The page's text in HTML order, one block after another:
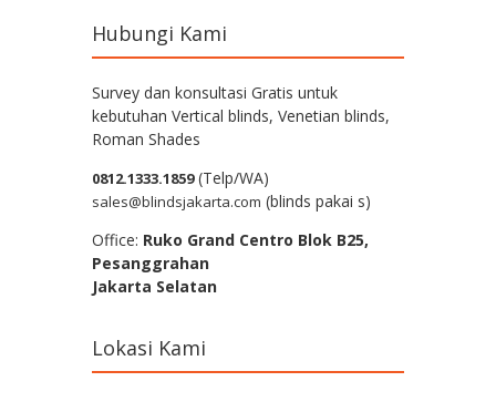
Hubungi Kami
Survey dan konsultasi Gratis untuk
kebutuhan Vertical blinds, Venetian blinds,
Roman Shades
0812.1333.1859 (Telp/WA)
sales@blindsjakarta.com (blinds pakai s)
Office: Ruko Grand Centro Blok B25,
Pesanggrahan
Jakarta Selatan
Lokasi Kami